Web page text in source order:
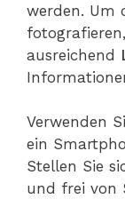
werden. Um
ausreichend
Verwenden
ein
Stellen Sie
und frei von